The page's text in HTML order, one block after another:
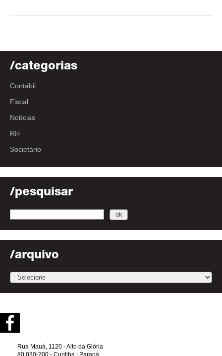
/categorias
Contábil
Fiscal
Notícias
RH
Societário
/pesquisar
/arquivo
Rua Mauá, 1120 - Alto da Glória
80.030-200 - Curitiba | Paraná